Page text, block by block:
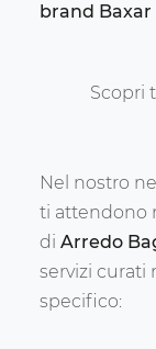
brand
Scopri
Nel nostro
ti attendono
di Arredo
servizi curati
specifico: